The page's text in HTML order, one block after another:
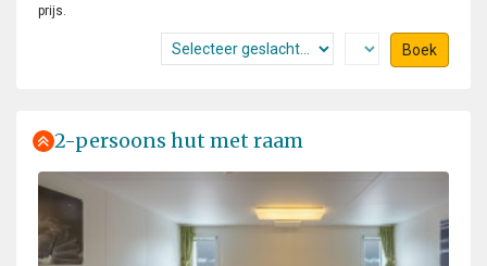
prijs.
Boek
2-persoons hut met raam